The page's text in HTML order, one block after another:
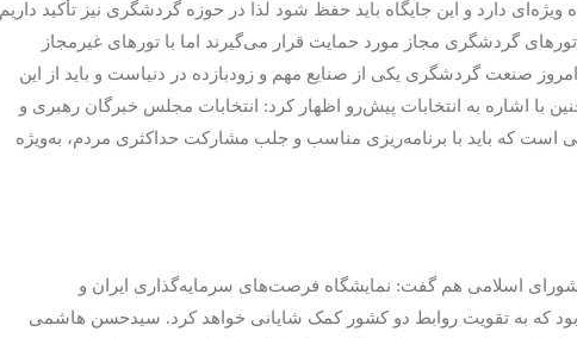
دارد و این جایگاه باید حفظ شود لذا در حوزه گردشگری نیز تأکید داریم
گردشگری مجاز مورد حمایت قرار می‌گیرند اما با تورهای غیرمجاز
صنعت گردشگری یکی از صنایع مهم و زودبازده در دنیاست و باید از این
اشاره به انتخابات پیش‌رو اظهار کرد: انتخابات مجلس خبرگان رهبری و
که باید با برنامه‌ریزی مناسب و جلب مشارکت حداکثری مردم، به‌ویژه
اسلامی هم گفت: نمایشگاه فرصت‌های سرمایه‌گذاری ایران و
بود که به تقویت روابط دو کشور کمک شایانی خواهد کرد. سیدحسن هاشمی